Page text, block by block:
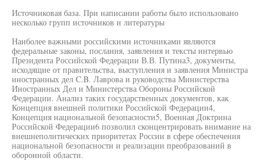
Источниковая база. При написании работы было использовано
несколько групп источников и литературы
Наиболее важными российскими источниками являются
федеральные законы, послания, заявления и тексты интервью
Президента Российской Федерации В.В. Путина3, документы,
исходящие от правительства, выступления и заявления Министра
иностранных дел C.B. Лаврова и руководства Министерства
Иностранных Дел и Министерства Обороны Российской
Федерации. Анализ таких государственных документов, как
Концепция внешней политики Российской Федерации4,
Концепция национальной безопасности5, Военная Доктрина
Российской Федерации6 позволил сконцентрировать внимание на
внешнеполитических приоритетах России в сфере обеспечения
национальной безопасности и реализации преобразований в
оборонной области.